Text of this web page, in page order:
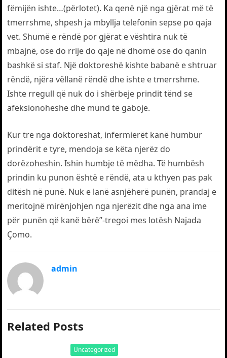
fëmijën ishte…(përlotet). Ka qenë një nga gjërat më të
tmerrshme, shpesh ja mbyllja telefonin sepse po qaja
vet. Shumë e rëndë por gjërat e vështira nuk të
mbajnë, ose do rrije do qaje në dhomë ose do qanin
bashkë si staf. Një doktoreshë kishte babanë e shtruar
rëndë, njëra vëllanë rëndë dhe ishte e tmerrshme.
Ishte rregull që nuk do i shërbeje prindit tënd se
afeksionoheshe dhe mund të gaboje.
Kur tre nga doktoreshat, infermierët kanë humbur
prindërit e tyre, mendoja se këta njerëz do
dorëzoheshin. Ishin humbje të mëdha. Të humbësh
prindin ku punon është e rëndë, ata u kthyen pas pak
ditësh në punë. Nuk e lanë asnjëherë punën, prandaj e
meritojnë mirënjohjen nga njerëzit dhe nga ana ime
për punën që kanë bërë”-tregoi mes lotësh Najada
Çomo.
admin
Related Posts
Uncategorized